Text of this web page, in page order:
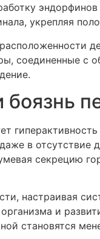
укрепляя
соединенные с
боязнь
в отсутствие
секрецию
настраивая
и
становятся